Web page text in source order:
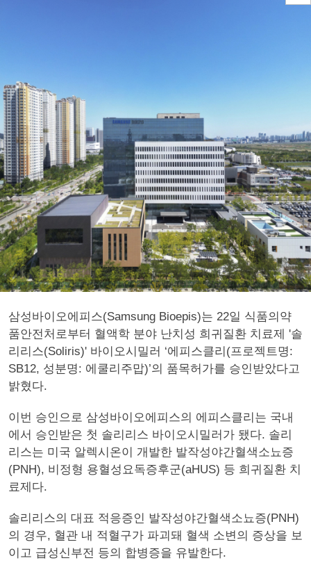
삼성바이오에피스(Samsung Bioepis)는 22일 식품의약
품안전처로부터 혈액학 분야 난치성 희귀질환 치료제 '솔
리리스(Soliris)' 바이오시밀러 ‘에피스클리(프로젝트명:
SB12, 성분명: 에쿨리주맙)’의 품목허가를 승인받았다고
밝혔다.
이번 승인으로 삼성바이오에피스의 에피스클리는 국내
에서 승인받은 첫 솔리리스 바이오시밀러가 됐다. 솔리
리스는 미국 알렉시온이 개발한 발작성야간혈색소뇨증
(PNH), 비정형 용혈성요독증후군(aHUS) 등 희귀질환 치
료제다.
솔리리스의 대표 적응증인 발작성야간혈색소뇨증(PNH)
의 경우, 혈관 내 적혈구가 파괴돼 혈색 소변의 증상을 보
이고 급성신부전 등의 합병증을 유발한다.